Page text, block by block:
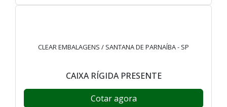
CLEAR EMBALAGENS / SANTANA DE PARNAÍBA - SP
CAIXA RÍGIDA PRESENTE
Cotar agora